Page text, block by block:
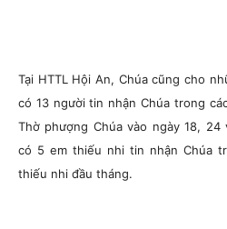
Tại HTTL Hội An, Chúa cũng cho
có 13 người tin nhận Chúa trong
Thờ phượng Chúa vào ngày 18, 24
có 5 em thiếu nhi tin nhận Chúa
thiếu nhi đầu tháng.